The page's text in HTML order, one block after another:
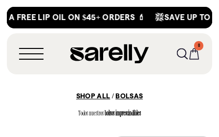
Saltar
contenido
FREE LIP OIL ON $45+ ORDERS 💄 SAVE UP TO
MENÚ
00
SHOP ALL /BOLSAS
Todos nuestrosbolsos imprescindibles